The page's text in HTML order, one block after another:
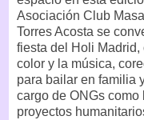
Asociación Club
Torres Acosta se
fiesta del Holi Madrid,
color y la música,
para bailar en familia
cargo de ONGs como
proyectos